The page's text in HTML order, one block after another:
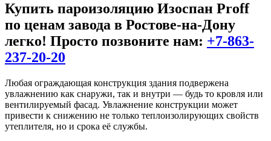
Купить пароизоляцию Изоспан Proff
по ценам завода в Ростове-на-Дону
легко! Просто позвоните нам: +7-863-
237-20-20
Любая ограждающая конструкция здания подвержена
увлажнению как снаружи, так и внутри — будь то кровля или
вентилируемый фасад. Увлажнение конструкции может
привести к снижению не только теплоизолирующих свойств
утеплителя, но и срока её службы.